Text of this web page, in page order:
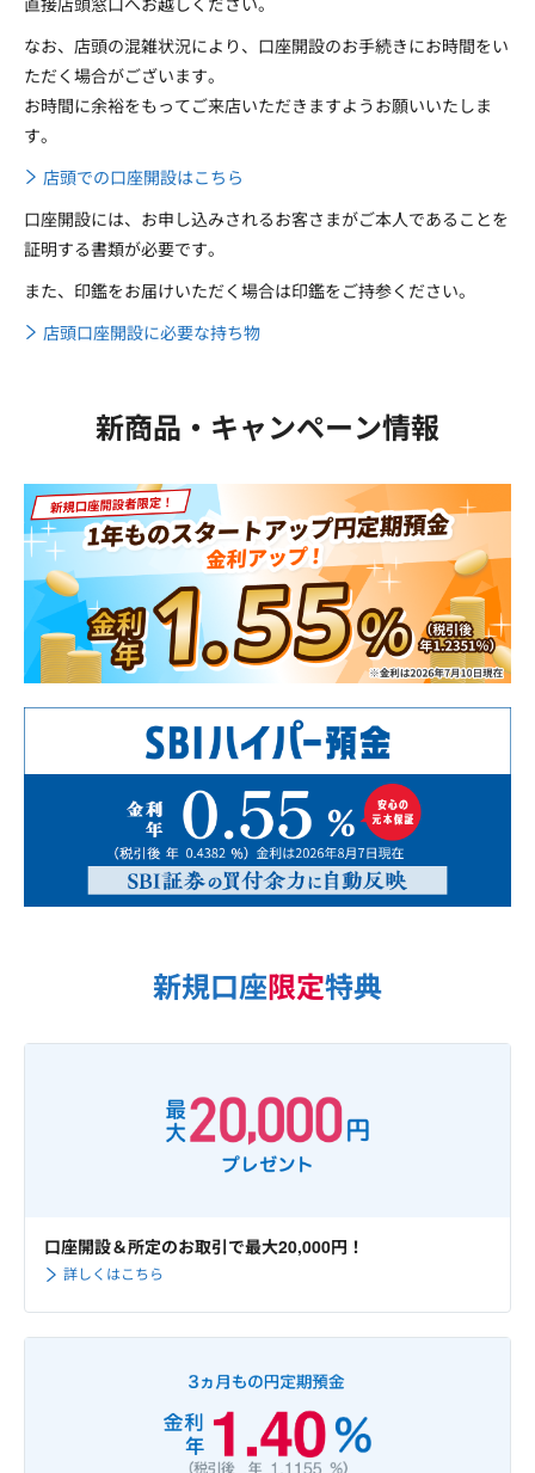
なお、店頭の混雑状況により、口座開設のお手続きにお時間をい
ただく場合がございます。
お時間に余裕をもってご来店いただきますようお願いいたしま
す。
店頭での口座開設はこちら
口座開設には、お申し込みされるお客さまがご本人であることを
証明する書類が必要です。
また、印鑑をお届けいただく場合は印鑑をご持参ください。
店頭口座開設に必要な持ち物
新商品・キャンペーン情報
新規口座限定特典
口座開設＆所定のお取引で最大20,000円！
詳しくはこちら